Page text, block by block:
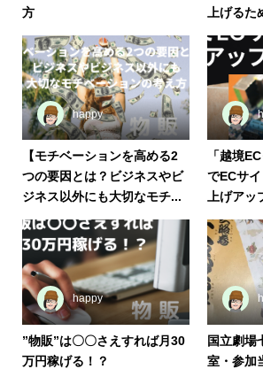
方
上げる
happy
【モチベーションを高める2
つの要因とは？ビジネスやビ
ジネス以外にも大切なモチ...
「越境
でECサ
上げア
happy
”物販”は〇〇さえすれば月30
万円稼げる！？
国立劇場
室・参加